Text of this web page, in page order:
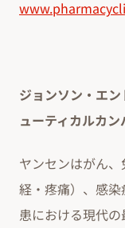
ジョンソン・エ
ューティカルカ
ヤンセンはがん
経・疼痛）、感
患における現代